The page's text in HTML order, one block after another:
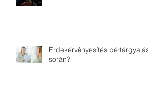
Érdekérvényesítés bértárgyalás
során?